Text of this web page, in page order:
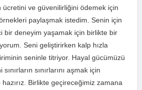
ücretini ve‍ güvenilirliğini ödemek için
paylaşmak istedim. Senin​ için
bir deneyim yaşamak için birlikte bir
Seni geliştirirken kalp hızla
seninle titriyor. Hayal gücümüzü
sınırlarını aşmak için
Birlikte geçireceğimiz zamana